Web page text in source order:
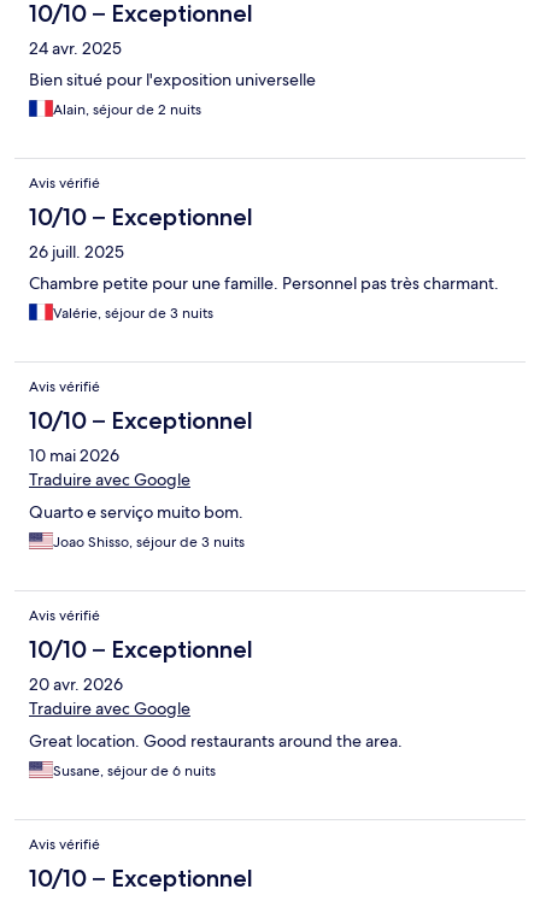
10/10 – Exceptionnel
24 avr. 2025
Bien situé pour l'exposition universelle
Alain, séjour de 2 nuits
Avis vérifié
10/10 – Exceptionnel
26 juill. 2025
Chambre petite pour une famille. Personnel pas très charmant.
Valérie, séjour de 3 nuits
Avis vérifié
10/10 – Exceptionnel
10 mai 2026
Traduire avec Google
Quarto e serviço muito bom.
Joao Shisso, séjour de 3 nuits
Avis vérifié
10/10 – Exceptionnel
20 avr. 2026
Traduire avec Google
Great location. Good restaurants around the area.
Susane, séjour de 6 nuits
Avis vérifié
10/10 – Exceptionnel